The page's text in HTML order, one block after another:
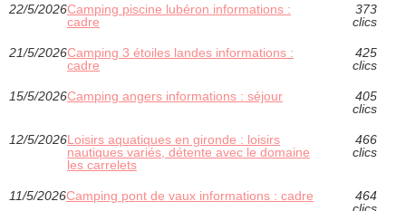
22/5/2026Camping piscine lubéron informations :
cadre
373
clics
21/5/2026Camping 3 étoiles landes informations :
cadre
425
clics
15/5/2026Camping angers informations : séjour
405
clics
12/5/2026Loisirs aquatiques en gironde : loisirs
nautiques variés, détente avec le domaine
les carrelets
466
clics
11/5/2026Camping pont de vaux informations : cadre
464